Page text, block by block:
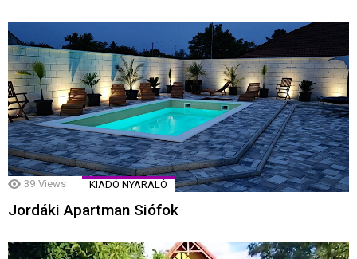
39 Views KIADÓ NYARALÓ
Jordáki Apartman Siófok